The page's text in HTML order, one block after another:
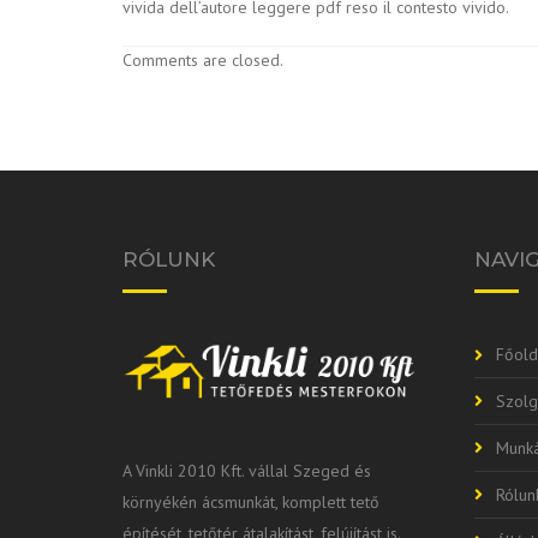
vivida dell’autore leggere pdf reso il contesto vivido.
Comments are closed.
RÓLUNK
A Vinkli 2010 Kft. vállal Szeged és
környékén ácsmunkát, komplett tető
építését, tetőtér átalakítást, felújítást is.